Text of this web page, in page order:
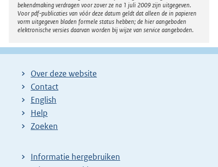
bekendmaking verdragen voor zover ze na 1 juli 2009 zijn uitgegeven.
Voor pdf-publicaties van vóór deze datum geldt dat alleen de in papieren
vorm uitgegeven bladen formele status hebben; de hier aangeboden
elektronische versies daarvan worden bij wijze van service aangeboden.
Over deze website
Contact
English
Help
Zoeken
Informatie hergebruiken